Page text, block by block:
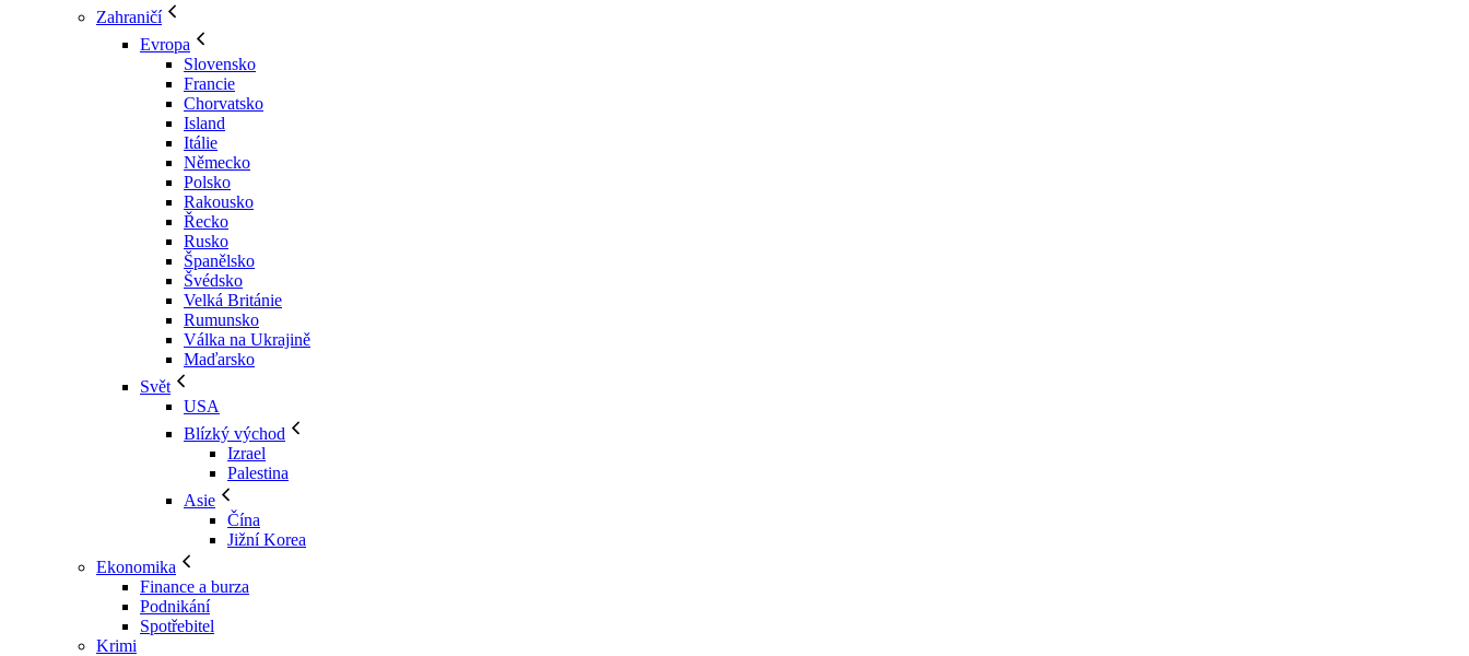
Zahraničí
Evropa
Slovensko
Francie
Chorvatsko
Island
Itálie
Německo
Polsko
Rakousko
Řecko
Rusko
Španělsko
Švédsko
Velká Británie
Rumunsko
Válka na Ukrajině
Maďarsko
Svět
USA
Blízký východ
Izrael
Palestina
Asie
Čína
Jižní Korea
Ekonomika
Finance a burza
Podnikání
Spotřebitel
Krimi